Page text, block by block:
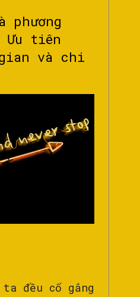
phương
Ưu tiên
và chi
đều cố gắng